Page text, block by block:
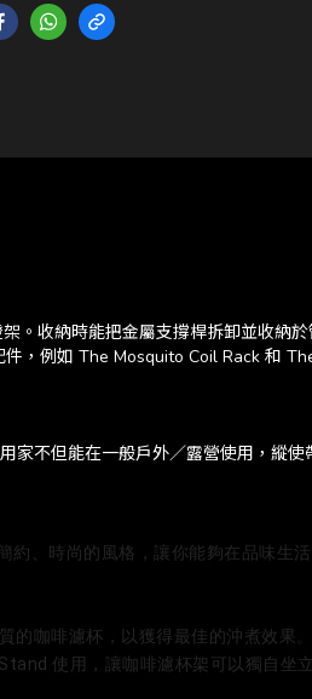
。收納時能把金屬支撐桿拆卸並收納
，例如 The Mosquito Coil Rack 和
家不但能在一般戶外／露營使用，縱
、時尚的風格，讓你能夠在品味生
咖啡濾杯，以獲得最佳的沖煮效果。
使用，讓咖啡濾杯架可以獨自坐